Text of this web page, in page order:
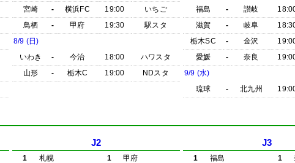
宮崎
- 横浜FC 19:00
いちご
鳥栖
- 甲府 19:30
駅スタ
8/9 (日)
いわき
- 今治 18:00
ハワスタ
山形
- 栃木C 19:00 NDスタ
福島
- 讃岐
滋賀
- 岐阜
栃木SC
- 金沢
愛媛
- 奈良
9/9 (水)
琉球
- 北九州
J2
1 札幌 1
甲府
J3
1 福島 1